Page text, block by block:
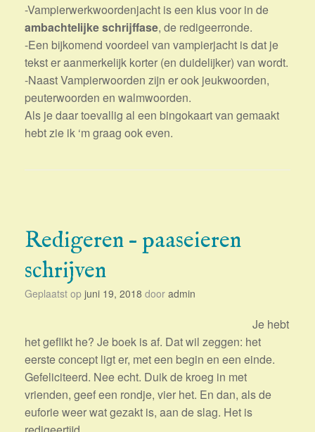
-Vampierwerkwoordenjacht is een klus voor in de
ambachtelijke schrijffase, de redigeerronde.
-Een bijkomend voordeel van vampierjacht is dat je
tekst er aanmerkelijk korter (en duidelijker) van wordt.
-Naast Vampierwoorden zijn er ook jeukwoorden,
peuterwoorden en walmwoorden.
Als je daar toevallig al een bingokaart van gemaakt
hebt zie ik ‘m graag ook even.
Redigeren – paaseieren
schrijven
Geplaatst op juni 19, 2018 door admin
Je hebt
het geflikt he? Je boek is af. Dat wil zeggen: het
eerste concept ligt er, met een begin en een einde.
Gefeliciteerd. Nee echt. Duik de kroeg in met
vrienden, geef een rondje, vier het. En dan, als de
euforie weer wat gezakt is, aan de slag. Het is